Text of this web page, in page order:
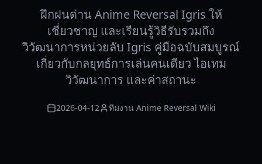
ฝึกฝนด่าน Anime Reversal Igris ให้
เชี่ยวชาญ และเรียนรู้วิธีรับรวมถึง
วิวัฒนาการหน่วยลับ Igris คู่มือฉบับสมบูรณ์
เกี่ยวกับกลยุทธ์การเล่นคนเดียว ไอเทม
วิวัฒนาการ และค่าสถานะ
2026-04-12 ทีมงาน Anime Reversal Wiki